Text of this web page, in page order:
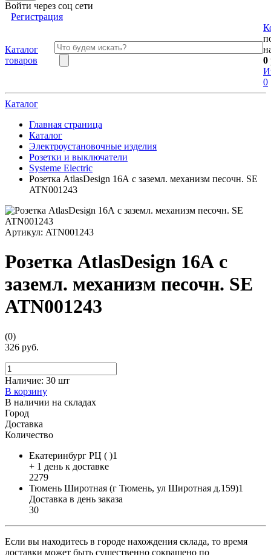
Войти через соц сети
Регистрация
Каталог
товаров
0
0
Каталог
Главная страница
Каталог
Электроустановочные изделия
Розетки и выключатели
Systeme Electric
Розетка AtlasDesign 16А с заземл. механизм песочн. SE
ATN001243
Артикул: ATN001243
Розетка AtlasDesign 16А с
заземл. механизм песочн. SE
ATN001243
(0)
326 руб.
Наличие: 30 шт
В корзину
В наличии на складах
Город
Доставка
Количество
Екатеринбург РЦ ( )1
+ 1 день к доставке
2279
Тюмень Широтная (г Тюмень, ул Широтная д.159)1
Доставка в день заказа
30
Если вы находитесь в городе нахождения склада, то время
доставки может быть существенно сокращено по